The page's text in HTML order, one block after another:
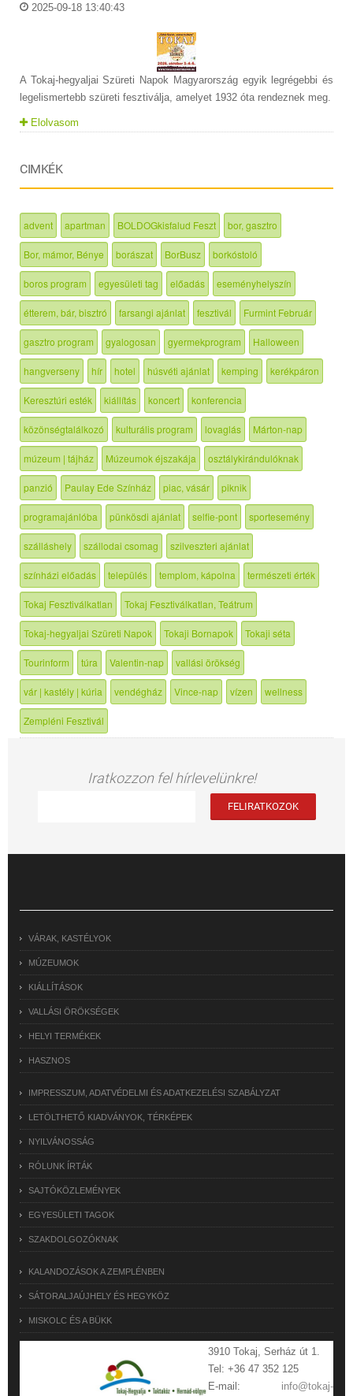
2025-09-18 13:40:43
A Tokaj-hegyaljai Szüreti Napok Magyarország egyik legrégebbi és
legelismertebb szüreti fesztiválja, amelyet 1932 óta rendeznek meg.
Elolvasom
CIMKÉK
advent apartman BOLDOGkisfalud Feszt bor, gasztro
Bor, mámor, Bénye borászat BorBusz borkóstoló
boros program egyesületi tag előadás eseményhelyszín
étterem, bár, bisztró farsangi ajánlat fesztivál Furmint Február
gasztro program gyalogosan gyermekprogram Halloween
hangverseny hír hotel húsvéti ajánlat kemping kerékpáron
Keresztúri esték kiállítás koncert konferencia
közönségtalálkozó kulturális program lovaglás Márton-nap
múzeum | tájház Múzeumok éjszakája osztálykirándulóknak
panzió Paulay Ede Színház piac, vásár piknik
programajánlóba pünkösdi ajánlat selfie-pont sportesemény
szálláshely szállodai csomag szilveszteri ajánlat
színházi előadás település templom, kápolna természeti érték
Tokaj Fesztiválkatlan Tokaj Fesztiválkatlan, Teátrum
Tokaj-hegyaljai Szüreti Napok Tokaji Bornapok Tokaji séta
Tourinform túra Valentin-nap vallási örökség
vár | kastély | kúria vendégház Vince-nap vízen wellness
Zempléni Fesztivál
Iratkozzon fel hírlevelünkre!
VÁRAK, KASTÉLYOK
MÚZEUMOK
KIÁLLÍTÁSOK
VALLÁSI ÖRÖKSÉGEK
HELYI TERMÉKEK
HASZNOS
IMPRESSZUM, ADATVÉDELMI ÉS ADATKEZELÉSI SZABÁLYZAT
LETÖLTHETŐ KIADVÁNYOK, TÉRKÉPEK
NYILVÁNOSSÁG
RÓLUNK ÍRTÁK
SAJTÓKÖZLEMÉNYEK
EGYESÜLETI TAGOK
SZAKDOLGOZÓKNAK
KALANDOZÁSOK A ZEMPLÉNBEN
SÁTORALJAÚJHELY ÉS HEGYKÖZ
MISKOLC ÉS A BÜKK
3910 Tokaj, Serház út 1.
Tel: +36 47 352 125
E-mail: info@tokaj-